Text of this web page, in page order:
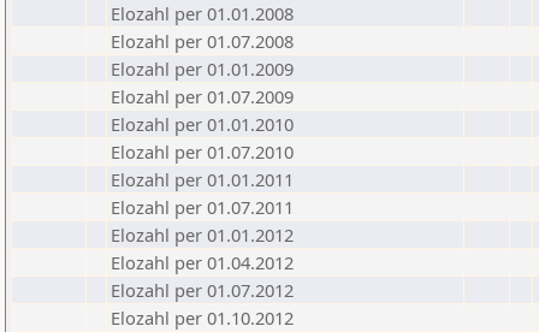
Elozahl per 01.01.2008
Elozahl per 01.07.2008
Elozahl per 01.01.2009
Elozahl per 01.07.2009
Elozahl per 01.01.2010
Elozahl per 01.07.2010
Elozahl per 01.01.2011
Elozahl per 01.07.2011
Elozahl per 01.01.2012
Elozahl per 01.04.2012
Elozahl per 01.07.2012
Elozahl per 01.10.2012